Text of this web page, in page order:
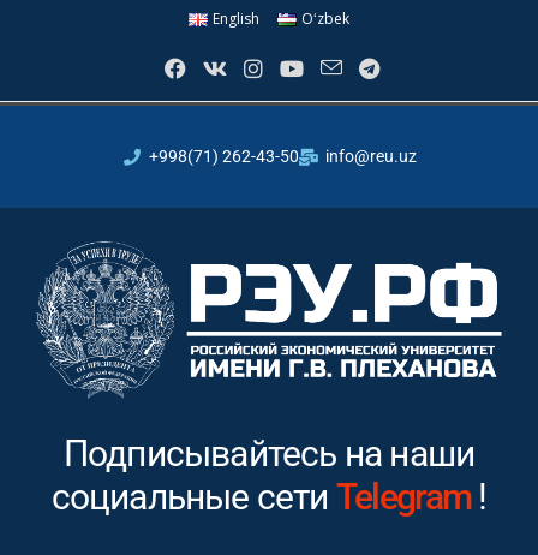
English Oʻzbek
+998(71) 262-43-50 info@reu.uz
Подписывайтесь на наши
социальные сети Instagram!